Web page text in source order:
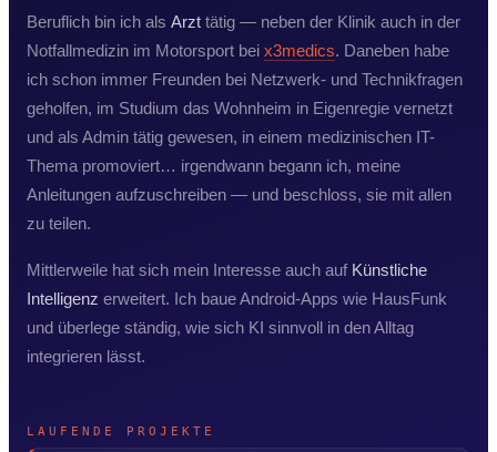
Beruflich bin ich als Arzt tätig — neben der Klinik auch in der
Notfallmedizin im Motorsport bei x3medics. Daneben habe
ich schon immer Freunden bei Netzwerk- und Technikfragen
geholfen, im Studium das Wohnheim in Eigenregie vernetzt
und als Admin tätig gewesen, in einem medizinischen IT-
Thema promoviert… irgendwann begann ich, meine
Anleitungen aufzuschreiben — und beschloss, sie mit allen
zu teilen.
Mittlerweile hat sich mein Interesse auch auf Künstliche
Intelligenz erweitert. Ich baue Android-Apps wie HausFunk
und überlege ständig, wie sich KI sinnvoll in den Alltag
integrieren lässt.
LAUFENDE PROJEKTE